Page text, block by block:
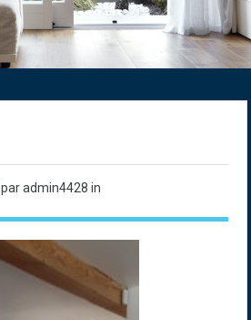
par admin4428 in